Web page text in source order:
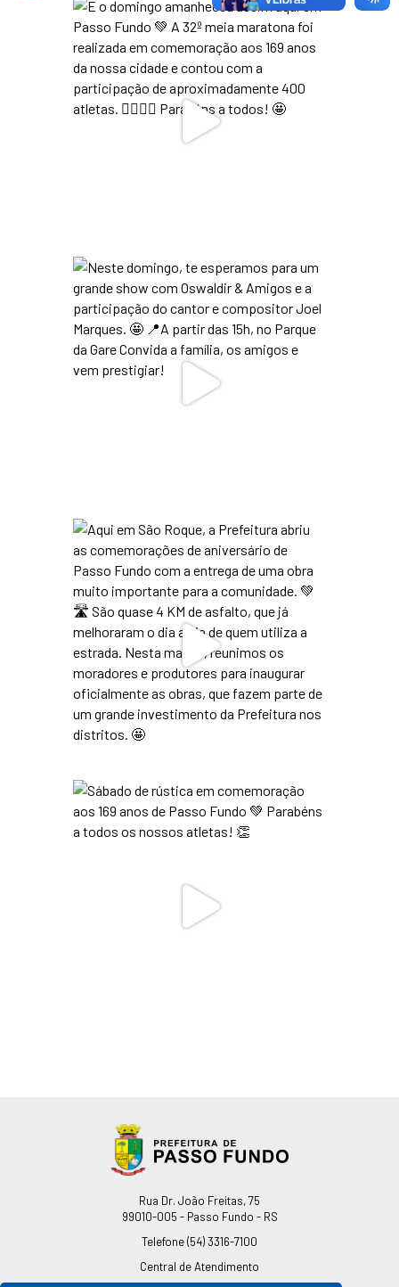
Endereço
Rua Dr. João Freitas, 75
99010-005 - Passo Fundo - RS
Telefone(54) 3316-7100
Central de Atendimento